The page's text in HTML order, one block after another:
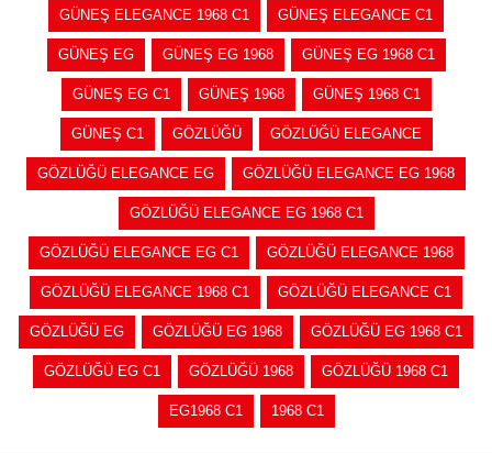
GÜNEŞ ELEGANCE 1968 C1 GÜNEŞ ELEGANCE C1
GÜNEŞ EG GÜNEŞ EG 1968 GÜNEŞ EG 1968 C1
GÜNEŞ EG C1 GÜNEŞ 1968 GÜNEŞ 1968 C1
GÜNEŞ C1 GÖZLÜĞÜ GÖZLÜĞÜ ELEGANCE
GÖZLÜĞÜ ELEGANCE EG GÖZLÜĞÜ ELEGANCE EG 1968
GÖZLÜĞÜ ELEGANCE EG 1968 C1
GÖZLÜĞÜ ELEGANCE EG C1 GÖZLÜĞÜ ELEGANCE 1968
GÖZLÜĞÜ ELEGANCE 1968 C1 GÖZLÜĞÜ ELEGANCE C1
GÖZLÜĞÜ EG GÖZLÜĞÜ EG 1968 GÖZLÜĞÜ EG 1968 C1
GÖZLÜĞÜ EG C1 GÖZLÜĞÜ 1968 GÖZLÜĞÜ 1968 C1
EG1968 C1 1968 C1